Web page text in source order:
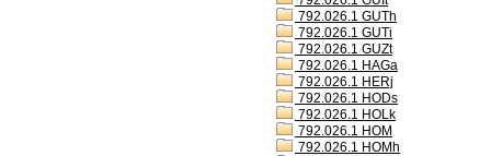
792.026.1 GUTh
792.026.1 GUTi
792.026.1 GUZt
792.026.1 HAGa
792.026.1 HERj
792.026.1 HODs
792.026.1 HOLk
792.026.1 HOM
792.026.1 HOMh